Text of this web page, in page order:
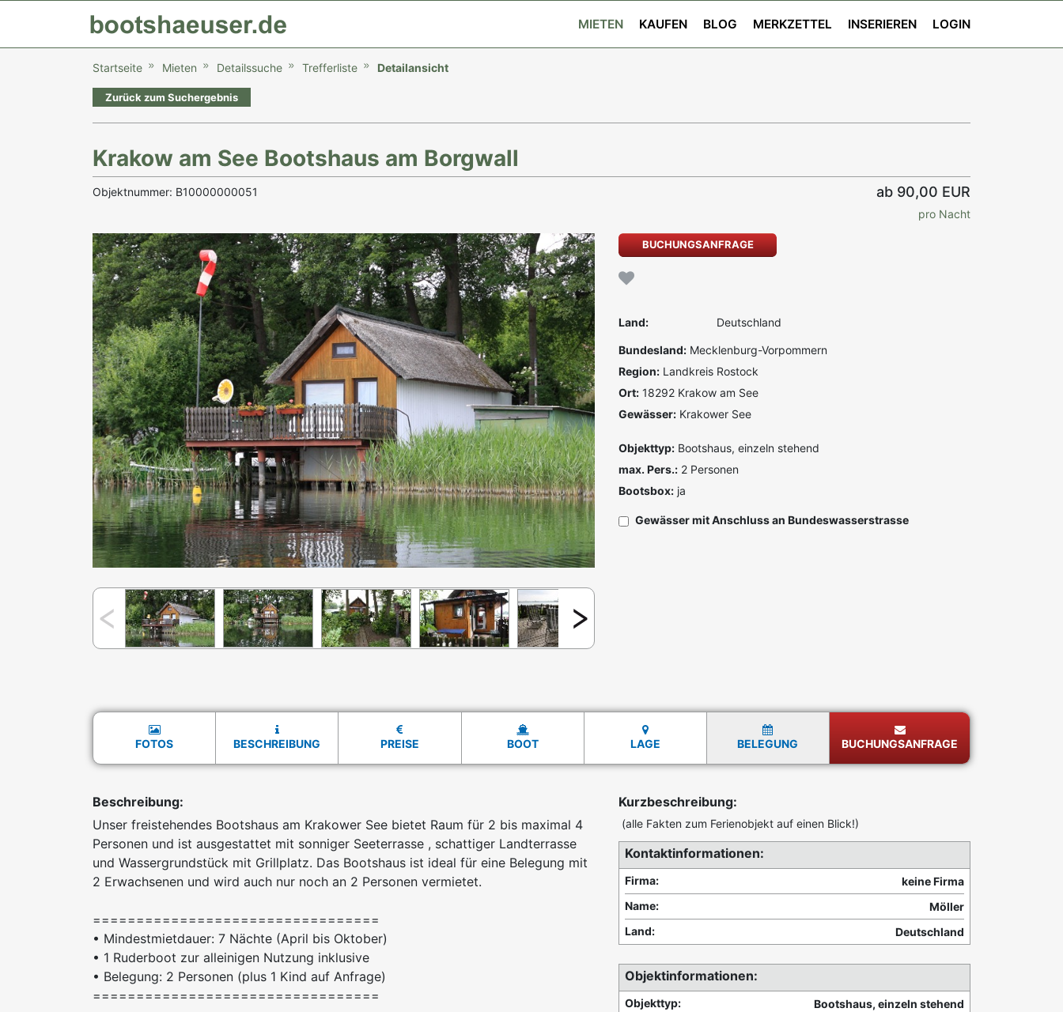
MIETEN KAUFEN BLOG MERKZETTEL INSERIEREN LOGIN
Startseite Mieten Detailssuche Trefferliste Detailansicht
Zurück zum Suchergebnis
Krakow am See Bootshaus am Borgwall
Objektnummer: B10000000051 ab 90,00 EUR
pro Nacht
BUCHUNGSANFRAGE
Land: Deutschland
Bundesland: Mecklenburg-Vorpommern
Region: Landkreis Rostock
Ort: 18292 Krakow am See
Gewässer: Krakower See
Objekttyp: Bootshaus, einzeln stehend
max. Pers.: 2 Personen
Bootsbox: ja
Gewässer mit Anschluss an Bundeswasserstrasse
FOTOS BESCHREIBUNG PREISE BOOT LAGE BELEGUNG BUCHUNGSANFRAGE
Beschreibung:
Unser freistehendes Bootshaus am Krakower See bietet Raum für 2 bis maximal 4
Personen und ist ausgestattet mit sonniger Seeterrasse , schattiger Landterrasse
und Wassergrundstück mit Grillplatz. Das Bootshaus ist ideal für eine Belegung mit
2 Erwachsenen und wird auch nur noch an 2 Personen vermietet.
=================================
• Mindestmietdauer: 7 Nächte (April bis Oktober)
• 1 Ruderboot zur alleinigen Nutzung inklusive
• Belegung: 2 Personen (plus 1 Kind auf Anfrage)
=================================
Kurzbeschreibung:
(alle Fakten zum Ferienobjekt auf einen Blick!)
Kontaktinformationen:
Firma:
keine Firma
Name:
Möller
Land:
Deutschland
Objektinformationen:
Objekttyp:
Bootshaus, einzeln stehend